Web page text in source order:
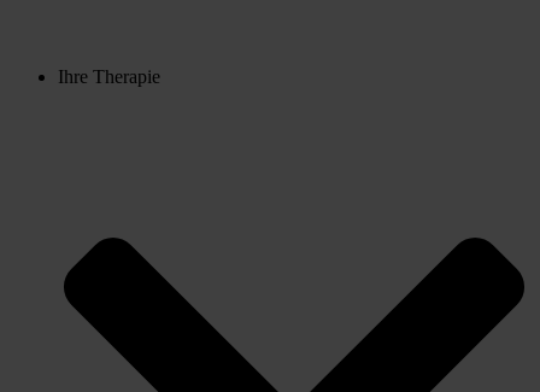
Ihre Therapie